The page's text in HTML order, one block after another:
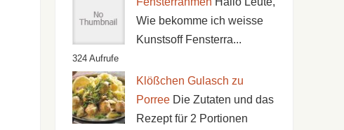
Wie bekomme ich weisse
Kunstsoff Fensterra...
324 Aufrufe
Klößchen Gulasch zu
Porree Die Zutaten und das
Rezept für 2 Portionen